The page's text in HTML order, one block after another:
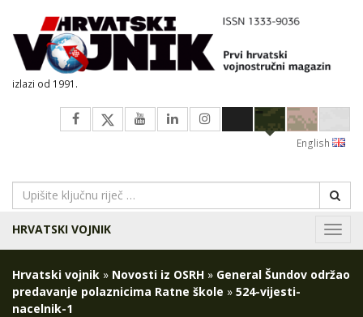
izlazi od 1991.
English
HRVATSKI VOJNIK
Hrvatski vojnik » Novosti iz OSRH » General Šundov održao
predavanje polaznicima Ratne škole » 524-vijesti-
nacelnik-1